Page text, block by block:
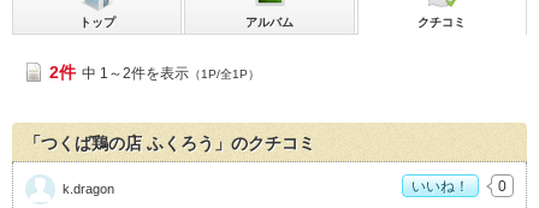
トップ アルバム クチコミ
2件 中 1～2件を表示 （1P/全1P）
「つくば鶏の店 ふくろう」のクチコミ
k.dragon いいね！ 0